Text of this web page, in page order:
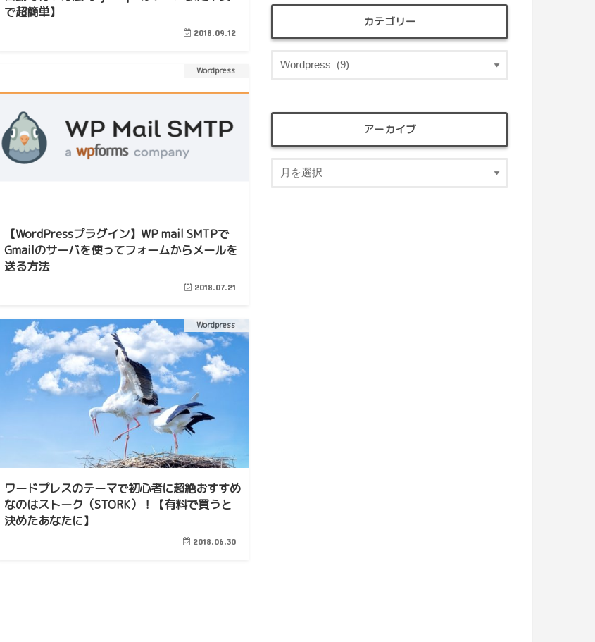
で超簡単】
2018.09.12
Wordpress
【WordPressプラグイン】WP mail SMTPで
Gmailのサーバを使ってフォームからメールを
送る方法
2018.07.21
Wordpress
ワードプレスのテーマで初心者に超絶おすすめ
なのはストーク（STORK）！【有料で買うと
決めたあなたに】
2018.06.30
カテゴリー
アーカイブ